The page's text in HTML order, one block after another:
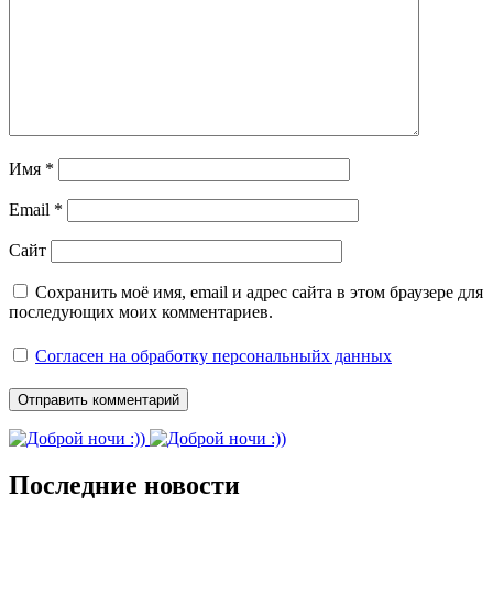
Имя *
Email *
Сайт
Сохранить моё имя, email и адрес сайта в этом браузере для
последующих моих комментариев.
Согласен на обработку персональныйх данных
Последние новости